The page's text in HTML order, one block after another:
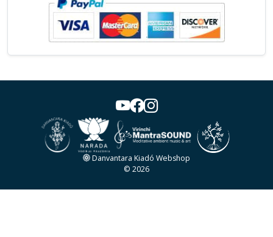
Danvantara Kiadó Webshop
© 2026